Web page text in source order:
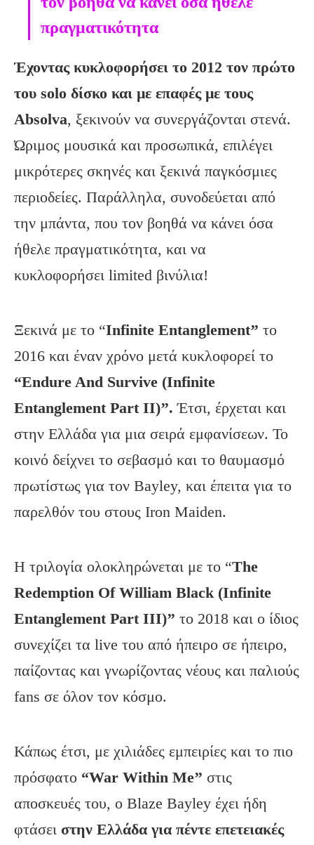
πραγματικότητα
Έχοντας κυκλοφορήσει το 2012 τον πρώτο
του solo δίσκο και με επαφές με τους
Absolva, ξεκινούν να συνεργάζονται στενά.
Ώριμος μουσικά και προσωπικά, επιλέγει
μικρότερες σκηνές και ξεκινά παγκόσμιες
περιοδείες. Παράλληλα, συνοδεύεται από
την μπάντα, που τον βοηθά να κάνει όσα
ήθελε πραγματικότητα, και να
κυκλοφορήσει limited βινύλια!
Ξεκινά με το “Infinite Entanglement’’ το
2016 και έναν χρόνο μετά κυκλοφορεί το
“Endure And Survive (Infinite
Entanglement Part II)’’.Έτσι, έρχεται και
στην Ελλάδα για μια σειρά εμφανίσεων. Το
κοινό δείχνει το σεβασμό και το θαυμασμό
πρωτίστως για τον Bayley, και έπειτα για το
παρελθόν του στους Iron Maiden.
H τριλογία ολοκληρώνεται με το “The
Redemption Of William Black (Infinite
Entanglement Part ΙΙΙ)’’ το 2018 και ο ίδιος
συνεχίζει τα live του από ήπειρο σε ήπειρο,
παίζοντας και γνωρίζοντας νέους και παλιούς
fans σε όλον τον κόσμο.
Κάπως έτσι, με χιλιάδες εμπειρίες και το πιο
πρόσφατο “War Within Me’’ στις
αποσκευές του, ο Blaze Bayley έχει ήδη
φτάσει στην Ελλάδα για πέντε επετειακές